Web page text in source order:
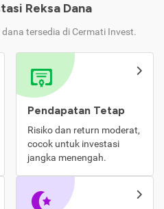
Reksa Dana
tersedia di Cermati Invest.
Pendapatan Tetap
Risiko dan return moderat,
cocok untuk investasi
jangka menengah.